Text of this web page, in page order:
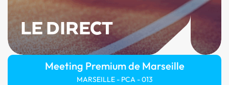
LE DIRECT
Meeting Premium de Marseille
MARSEILLE - PCA - 013